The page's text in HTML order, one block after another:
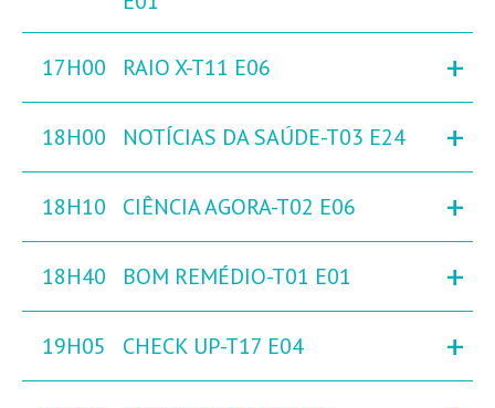
17H00 RAIO X-T11 E06 +
18H00 NOTÍCIAS DA SAÚDE-T03 E24 +
18H10 CIÊNCIA AGORA-T02 E06 +
18H40 BOM REMÉDIO-T01 E01 +
19H05 CHECK UP-T17 E04 +